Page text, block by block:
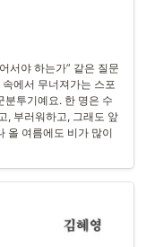
서야 하는가” 같은 질문
에서 무너져가는 스포
분투기예요. 한 명은 수
, 부러워하고, 그래도 앞
올 여름에도 비가 많이